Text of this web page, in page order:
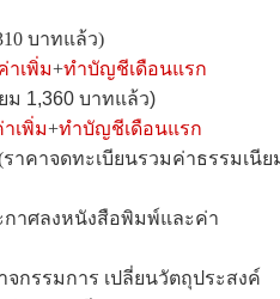
บาทแล้ว)
าเพิ่ม+ทำบัญชีเดือนแรก
ม 1,360 บาทแล้ว)
เพิ่ม+ทำบัญชีเดือนแรก
ราคาจดทะเบียนรวมค่าธรรมเนีย
กาศลงหนังสือพิมพ์และค่า
กรรมการ เปลี่ยนวัตถุประสงค์